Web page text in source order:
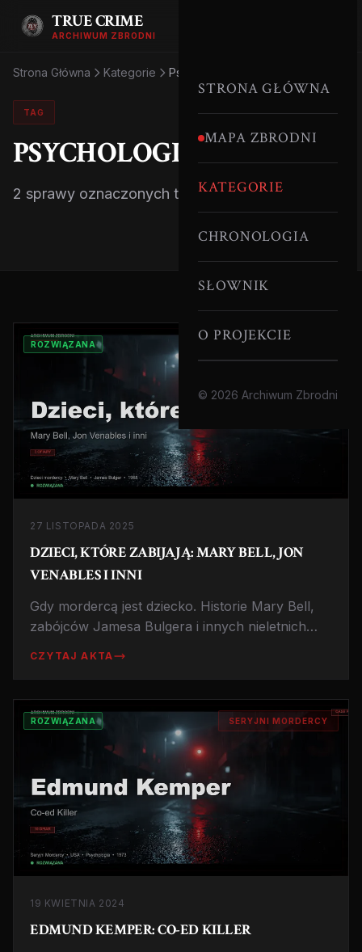
TRUE CRIME
ARCHIWUM ZBRODNI
STRONA GŁÓWNA
MAPA ZBRODNI
KATEGORIE
CHRONOLOGIA
SŁOWNIK
O PROJEKCIE
© 2026 Archiwum Zbrodni
Strona Główna Kategorie Psychologia
TAG
PSYCHOLOGIA
2 sprawy oznaczonych tym tagiem.
ROZWIĄZANA DZIECI MORDERCY
27 LISTOPADA 2025
DZIECI, KTÓRE ZABIJAJĄ: MARY BELL, JON
VENABLES I INNI
Gdy mordercą jest dziecko. Historie Mary Bell,
zabójców Jamesa Bulgera i innych nieletnich
CZYTAJ AKTA
ROZWIĄZANA SERYJNI MORDERCY
19 KWIETNIA 2024
EDMUND KEMPER: CO-ED KILLER